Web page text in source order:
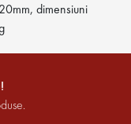
dimensiuni